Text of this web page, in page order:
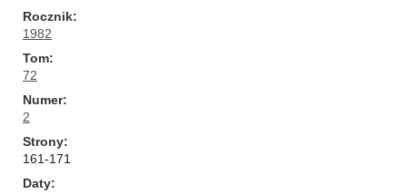
Rocznik
1982
Tom
72
Numer
2
Strony
161-171
Daty